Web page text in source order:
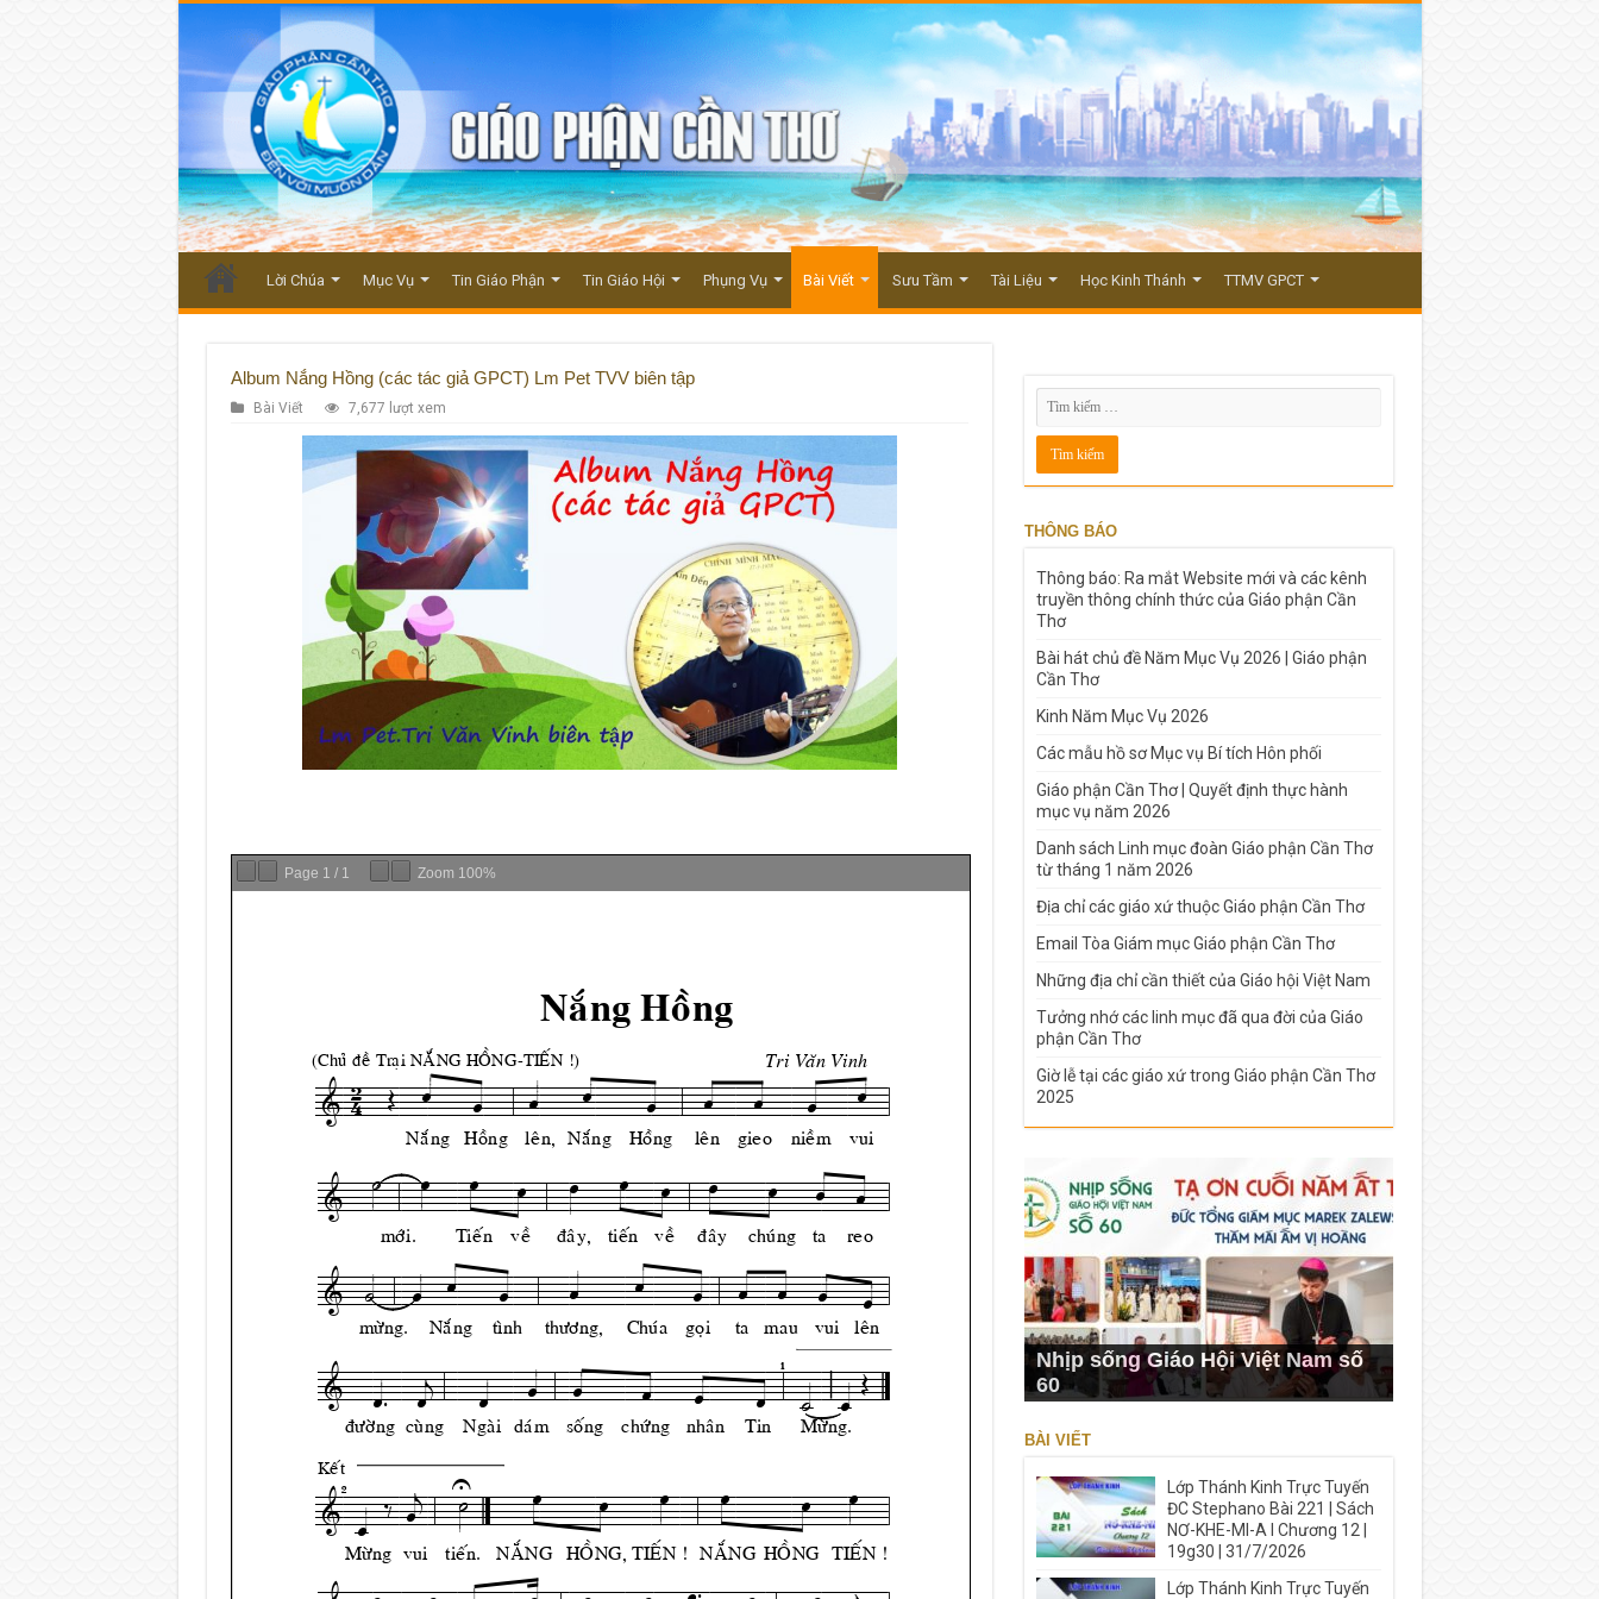
Lời Chúa Mục Vụ Tin Giáo Phận Tin Giáo Hội Phụng Vụ Bài Viết Sưu Tầm Tài Liệu Học Kinh Thánh TTMV GPCT
Album Nắng Hồng (các tác giả GPCT) Lm Pet TVV biên tập
Bài Viết 7,677 lượt xem
Page 1 / 1 Zoom 100%
THÔNG BÁO
Thông báo: Ra mắt Website mới và các kênh
truyền thông chính thức của Giáo phận Cần
Thơ
Bài hát chủ đề Năm Mục Vụ 2026 | Giáo phận
Cần Thơ
Kinh Năm Mục Vụ 2026
Các mẫu hồ sơ Mục vụ Bí tích Hôn phối
Giáo phận Cần Thơ | Quyết định thực hành
mục vụ năm 2026
Danh sách Linh mục đoàn Giáo phận Cần Thơ
từ tháng 1 năm 2026
Địa chỉ các giáo xứ thuộc Giáo phận Cần Thơ
Email Tòa Giám mục Giáo phận Cần Thơ
Những địa chỉ cần thiết của Giáo hội Việt Nam
Tưởng nhớ các linh mục đã qua đời của Giáo
phận Cần Thơ
Giờ lễ tại các giáo xứ trong Giáo phận Cần Thơ
2025
Nhịp sống Giáo Hội Việt Nam số
60
BÀI VIẾT
Lớp Thánh Kinh Trực Tuyến
ĐC Stephano Bài 221 | Sách
NƠ-KHE-MI-A I Chương 12 |
19g30 | 31/7/2026
Lớp Thánh Kinh Trực Tuyến